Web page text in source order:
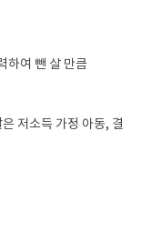
하여 뺀 살 만큼
저소득 가정 아동, 결